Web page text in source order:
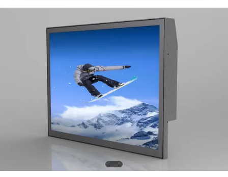
FORDERN
SITEMAP
PRIVACY